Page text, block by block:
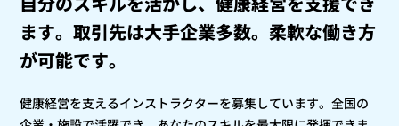
ます。取引先は大手企業多数。柔軟な働き方
が可能です。
健康経営を支えるインストラクターを募集しています。全国の